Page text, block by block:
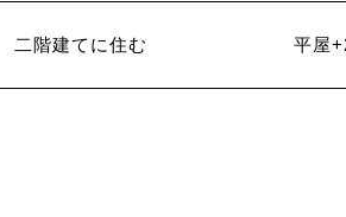
二階建てに住む 平屋